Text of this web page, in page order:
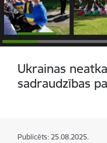
Ukrainas
sadraudzības
Publicēts: 25.08.2025.